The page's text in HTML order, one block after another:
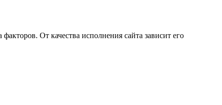
От качества исполнения сайта зависит его